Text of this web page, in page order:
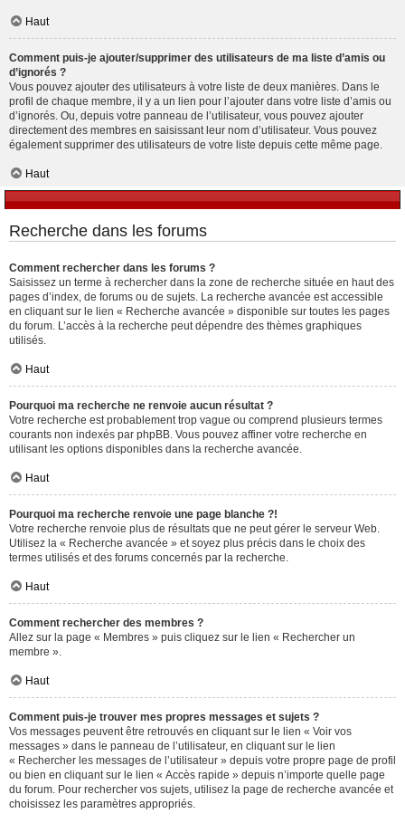
Haut
Comment puis-je ajouter/supprimer des utilisateurs de ma liste d’amis ou
d’ignorés ?
Vous pouvez ajouter des utilisateurs à votre liste de deux manières. Dans le
profil de chaque membre, il y a un lien pour l’ajouter dans votre liste d’amis ou
d’ignorés. Ou, depuis votre panneau de l’utilisateur, vous pouvez ajouter
directement des membres en saisissant leur nom d’utilisateur. Vous pouvez
également supprimer des utilisateurs de votre liste depuis cette même page.
Haut
Recherche dans les forums
Comment rechercher dans les forums ?
Saisissez un terme à rechercher dans la zone de recherche située en haut des
pages d’index, de forums ou de sujets. La recherche avancée est accessible
en cliquant sur le lien « Recherche avancée » disponible sur toutes les pages
du forum. L’accès à la recherche peut dépendre des thèmes graphiques
utilisés.
Haut
Pourquoi ma recherche ne renvoie aucun résultat ?
Votre recherche est probablement trop vague ou comprend plusieurs termes
courants non indexés par phpBB. Vous pouvez affiner votre recherche en
utilisant les options disponibles dans la recherche avancée.
Haut
Pourquoi ma recherche renvoie une page blanche ?!
Votre recherche renvoie plus de résultats que ne peut gérer le serveur Web.
Utilisez la « Recherche avancée » et soyez plus précis dans le choix des
termes utilisés et des forums concernés par la recherche.
Haut
Comment rechercher des membres ?
Allez sur la page « Membres » puis cliquez sur le lien « Rechercher un
membre ».
Haut
Comment puis-je trouver mes propres messages et sujets ?
Vos messages peuvent être retrouvés en cliquant sur le lien « Voir vos
messages » dans le panneau de l’utilisateur, en cliquant sur le lien
« Rechercher les messages de l’utilisateur » depuis votre propre page de profil
ou bien en cliquant sur le lien « Accès rapide » depuis n’importe quelle page
du forum. Pour rechercher vos sujets, utilisez la page de recherche avancée et
choisissez les paramètres appropriés.